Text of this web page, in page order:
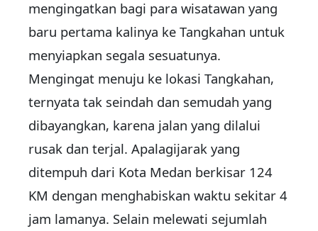
mengingatkan bagi para wisatawan yang
baru pertama kalinya ke Tangkahan untuk
menyiapkan segala sesuatunya.
Mengingat menuju ke lokasi Tangkahan,
ternyata tak seindah dan semudah yang
dibayangkan, karena jalan yang dilalui
rusak dan terjal. Apalagijarak yang
ditempuh dari Kota Medan berkisar 124
KM dengan menghabiskan waktu sekitar 4
jam lamanya. Selain melewati sejumlah